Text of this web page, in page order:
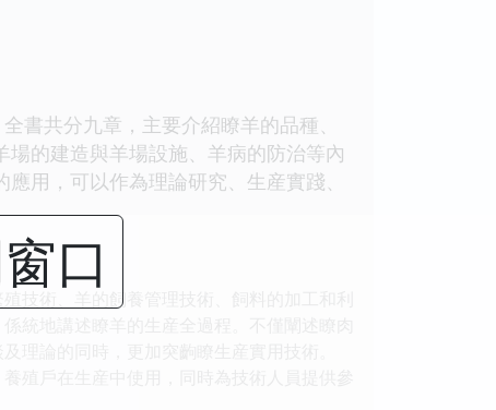
共分九章，主要介紹瞭羊的品種、
的建造與羊場設施、羊病的防治等內
用，可以作為理論研究、生産實踐、
術、羊的飼養管理技術、飼料的加工和利
口